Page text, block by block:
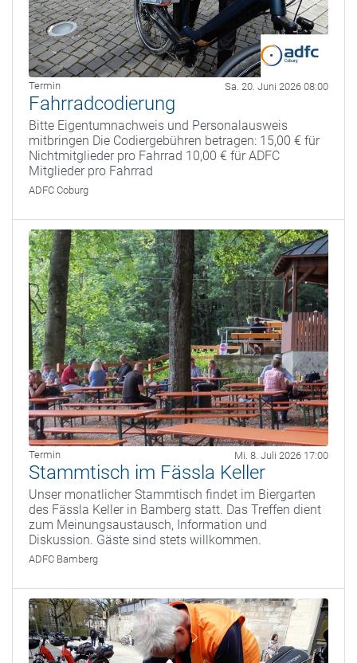
Termin Sa. 20. Juni 2026 08:00
Fahrradcodierung
Bitte Eigentumnachweis und Personalausweis
mitbringen Die Codiergebühren betragen: 15,00 € für
Nichtmitglieder pro Fahrrad 10,00 € für ADFC
Mitglieder pro Fahrrad
ADFC Coburg
Termin Mi. 8. Juli 2026 17:00
Stammtisch im Fässla Keller
Unser monatlicher Stammtisch findet im Biergarten
des Fässla Keller in Bamberg statt. Das Treffen dient
zum Meinungsaustausch, Information und
Diskussion. Gäste sind stets willkommen.
ADFC Bamberg